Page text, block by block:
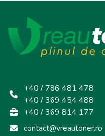
+40 / 786 481 478
+40 / 369 454 488
+40 / 369 814 177
contact@vreautoner.ro